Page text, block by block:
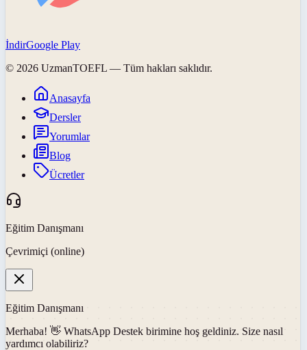
İndirGoogle Play
© 2026 UzmanTOEFL — Tüm hakları saklıdır.
Anasayfa
Dersler
Yorumlar
Blog
Ücretler
Eğitim Danışmanı
Çevrimiçi (online)
Eğitim Danışmanı
Merhaba! 👋 WhatsApp Destek birimine hoş geldiniz. Size nasıl
yardımcı olabiliriz?